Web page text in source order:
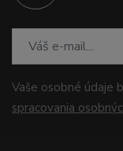
Vaše osobné údaje
spracovania